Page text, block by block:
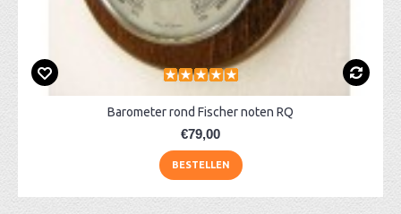
Barometer rond Fischer noten RQ
€79,00
BESTELLEN